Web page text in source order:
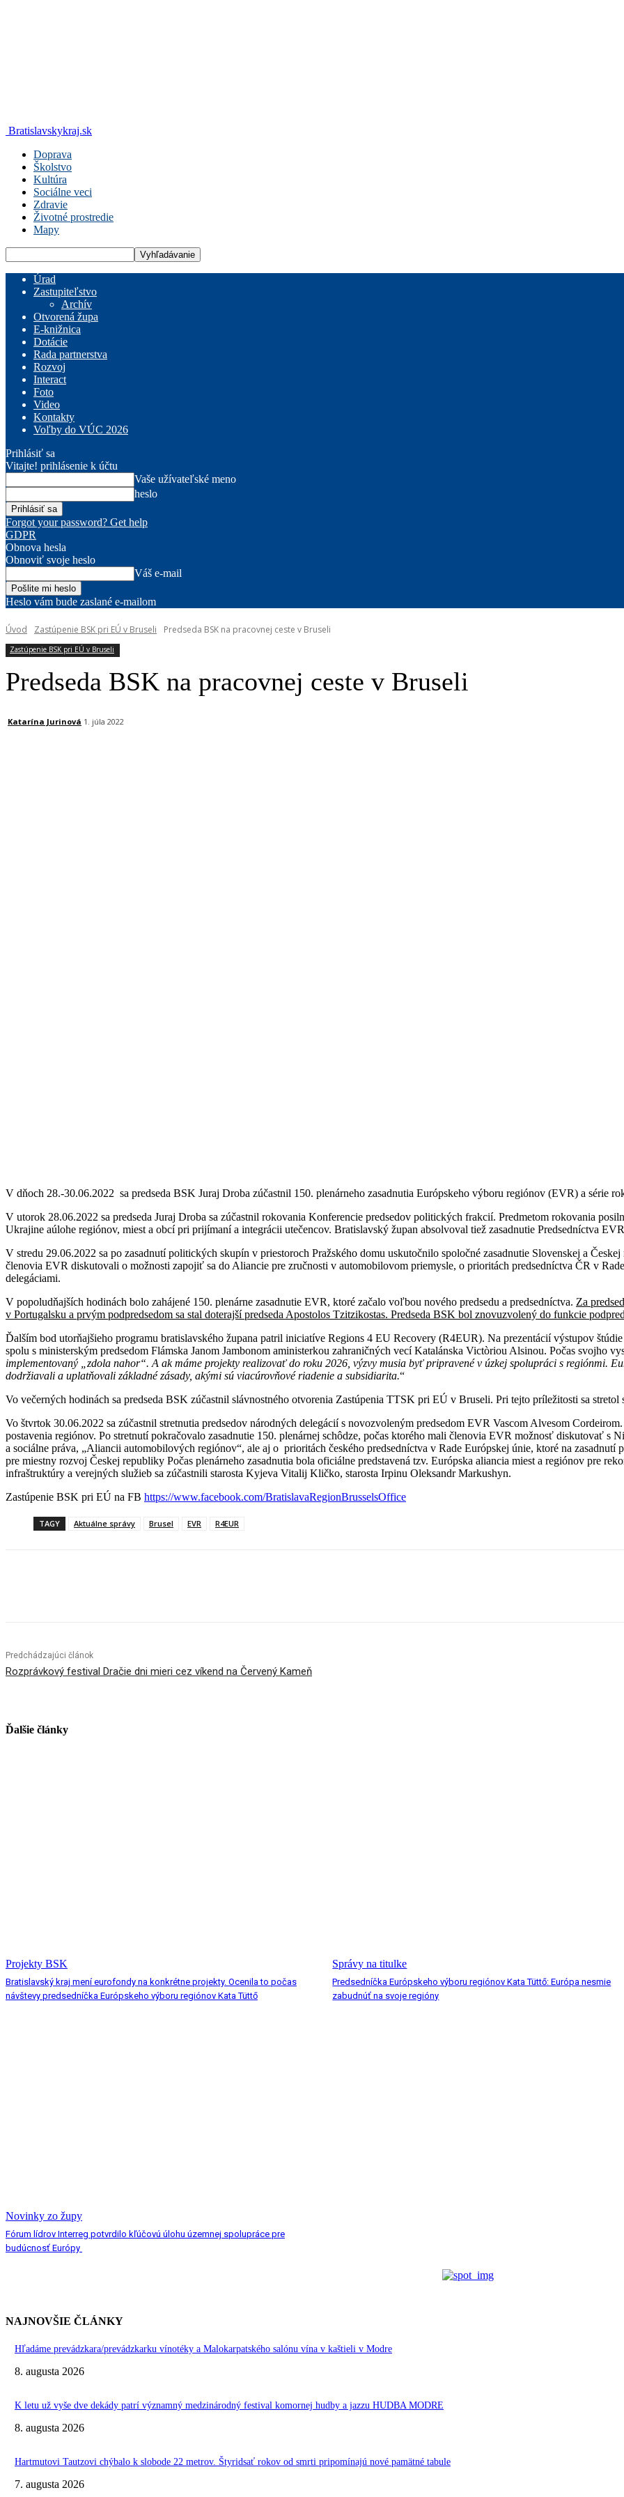
Bratislavskykraj.sk
Doprava
Školstvo
Kultúra
Sociálne veci
Zdravie
Životné prostredie
Mapy
Úrad
Zastupiteľstvo
Archív
Otvorená župa
E-knižnica
Dotácie
Rada partnerstva
Rozvoj
Interact
Foto
Video
Kontakty
Voľby do VÚC 2026
Prihlásiť sa
Vitajte! prihlásenie k účtu
Vaše užívateľské meno
heslo
Forgot your password? Get help
GDPR
Obnova hesla
Obnoviť svoje heslo
Váš e-mail
Heslo vám bude zaslané e-mailom
Úvod Zastúpenie BSK pri EÚ v Bruseli Predseda BSK na pracovnej ceste v Bruseli
Zastúpenie BSK pri EÚ v Bruseli
Predseda BSK na pracovnej ceste v Bruseli
Katarína Jurinová 1. júla 2022
V dňoch 28.-30.06.2022 sa predseda BSK Juraj Droba zúčastnil 150. plenárneho zasadnutia Európskeho výboru regiónov (EVR) a série
V utorok 28.06.2022 sa predseda Juraj Droba sa zúčastnil rokovania Konferencie predsedov politických frakcií. Predmetom rokovania
Ukrajine aúlohe regiónov, miest a obcí pri prijímaní a integrácii utečencov. Bratislavský župan absolvoval tiež zasadnutie Predsedníctva
V stredu 29.06.2022 sa po zasadnutí politických skupín v priestoroch Pražského domu uskutočnilo spoločné zasadnutie Slovenskej a
členovia EVR diskutovali o možnosti zapojiť sa do Aliancie pre zručnosti v automobilovom priemysle, o prioritách predsedníctva ČR v
delegáciami.
V popoludňajších hodinách bolo zahájené 150. plenárne zasadnutie EVR, ktoré začalo voľbou nového predsedu a predsedníctva. Za
v Portugalsku a prvým podpredsedom sa stal doterajší predseda Apostolos Tzitzikostas. Predseda BSK bol znovuzvolený do funkcie
Ďalším bod utorňajšieho programu bratislavského župana patril iniciatíve Regions 4 EU Recovery (R4EUR). Na prezentácií výstupov
spolu s ministerským predsedom Flámska Janom Jambonom aministerkou zahraničných vecí Katalánska Victòriou Alsinou. Počas svojho
implementovaný „zdola nahor“. A ak máme projekty realizovať do roku 2026, výzvy musia byť pripravené v úzkej spolupráci s regiónmi.
dodržiavali a uplatňovali základné zásady, akými sú viacúrovňové riadenie a subsidiarita.“
Vo večerných hodinách sa predseda BSK zúčastnil slávnostného otvorenia Zastúpenia TTSK pri EÚ v Bruseli. Pri tejto príležitosti sa
Vo štvrtok 30.06.2022 sa zúčastnil stretnutia predsedov národných delegácií s novozvoleným predsedom EVR Vascom Alvesom
postavenia regiónov. Po stretnutí pokračovalo zasadnutie 150. plenárnej schôdze, počas ktorého mali členovia EVR možnosť diskutovať s
a sociálne práva, „Aliancii automobilových regiónov“​​​, ale aj o prioritách českého predsedníctva v Rade Európskej únie, ktoré na
pre miestny rozvoj Českej republiky Počas plenárneho zasadnutia bola oficiálne predstavená tzv. Európska aliancia miest a regiónov pre
infraštruktúry a verejných služieb sa zúčastnili starosta Kyjeva Vitalij Kličko, starosta Irpinu Oleksandr Markushyn.
Zastúpenie BSK pri EÚ na FB https://www.facebook.com/BratislavaRegionBrusselsOffice
TAGY Aktuálne správy Brusel EVR R4EUR
Predchádzajúci článok
Rozprávkový festival Dračie dni mieri cez víkend na Červený Kameň
Ďalšie články
Projekty BSK
Bratislavský kraj mení eurofondy na konkrétne projekty. Ocenila to počas
návštevy predsedníčka Európskeho výboru regiónov Kata Tüttő
Správy na titulke
Predsedníčka Európskeho výboru regiónov Kata Tüttő: Európa nesmie
zabudnúť na svoje regióny
Novinky zo župy
Fórum lídrov Interreg potvrdilo kľúčovú úlohu územnej spolupráce pre
budúcnosť Európy
NAJNOVŠIE ČLÁNKY
Hľadáme prevádzkara/prevádzkarku vínotéky a Malokarpatského salónu vína v kaštieli v Modre
8. augusta 2026
K letu už vyše dve dekády patrí významný medzinárodný festival komornej hudby a jazzu HUDBA MODRE
8. augusta 2026
Hartmutovi Tautzovi chýbalo k slobode 22 metrov. Štyridsať rokov od smrti pripomínajú nové pamätné tabule
7. augusta 2026